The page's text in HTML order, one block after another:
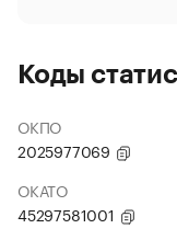
Коды
ОКПО
2025977069
ОКАТО
45297581001